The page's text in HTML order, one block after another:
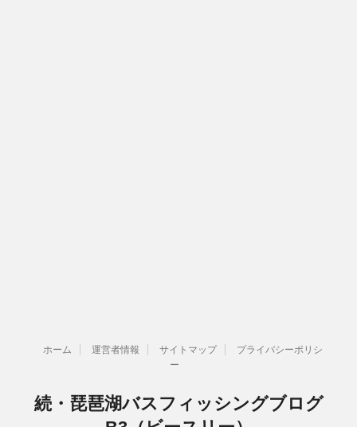
ホーム 運営者情報 サイトマップ
プライバシーポリシ
ー
続・琵琶湖バスフィッシングブログ